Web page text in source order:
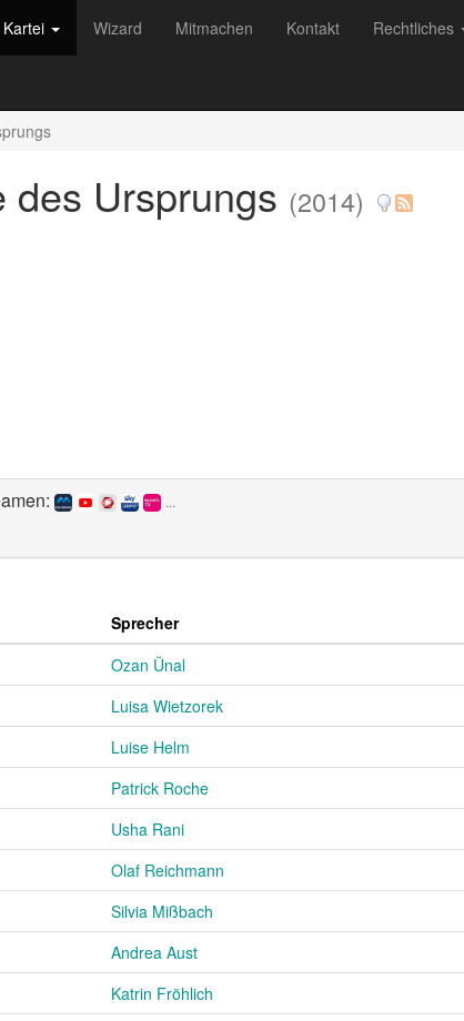
Kartei Wizard Mitmachen Kontakt Rechtliches
des Ursprungs (2014)
...
Sprecher
Ozan Ünal
Luisa Wietzorek
Luise Helm
Patrick Roche
Usha Rani
Olaf Reichmann
Silvia Mißbach
Andrea Aust
Katrin Fröhlich